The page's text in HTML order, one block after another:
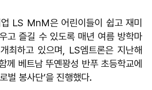
LS MnM은 어린이들이 쉽고 재미
고 즐길 수 있도록 매년 여름 방학마
최하고 있으며, LS엠트론은 지난해
께 베트남 뚜옌꽝성 반푸 초등학교에
벌 봉사단’을 진행했다.